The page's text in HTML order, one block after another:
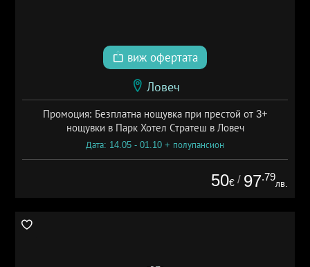
виж офертата
Ловеч
Промоция: Безплатна нощувка при престой от 3+
нощувки в Парк Хотел Стратеш в Ловеч
Дата: 14.05 - 01.10 + полупансион
50€ / 97.79
лв.